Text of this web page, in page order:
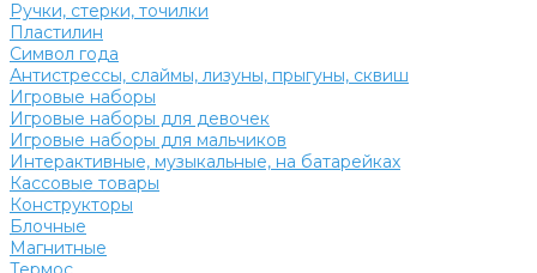
Ручки, стерки, точилки
Пластилин
Символ года
Антистрессы, слаймы, лизуны, прыгуны, сквиш
Игровые наборы
Игровые наборы для девочек
Игровые наборы для мальчиков
Интерактивные, музыкальные, на батарейках
Кассовые товары
Конструкторы
Блочные
Магнитные